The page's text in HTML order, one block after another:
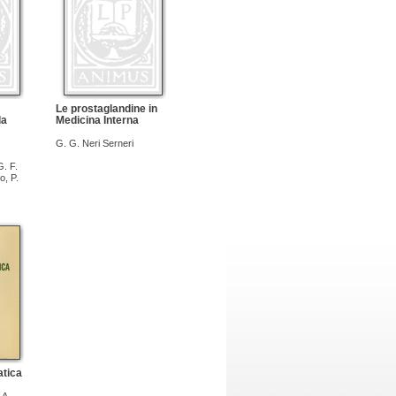
F.
, P.
Le prostaglandine in
Medicina Interna
G. G. Neri Serneri